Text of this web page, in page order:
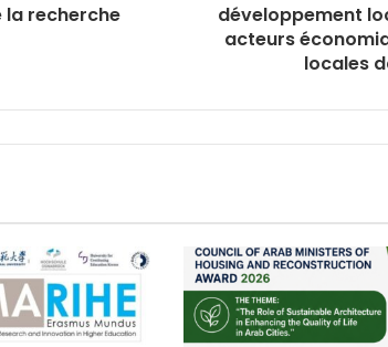
la recherche
développement
acteurs
locales